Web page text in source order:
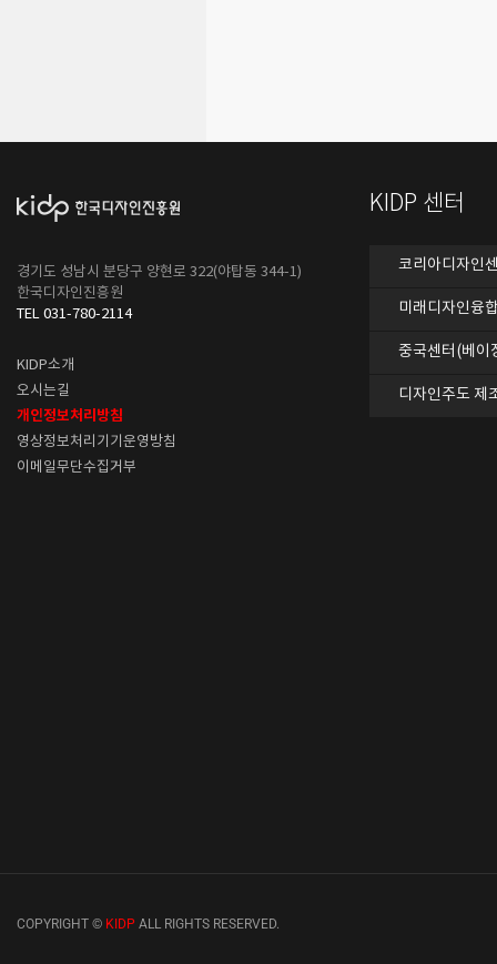
경기도 성남시 분당구 양현로 322(야탑동 344-1)
한국디자인진흥원
TEL 031-780-2114
KIDP소개
오시는길
개인정보처리방침
영상정보처리기기운영방침
이메일무단수집거부
KIDP 센터
코리아디자인
미래디자인융
중국센터(베이
디자인주도 제
COPYRIGHT © KIDP ALL RIGHTS RESERVED.